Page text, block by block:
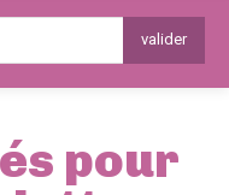
valider
pour